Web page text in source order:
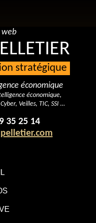
web
stratégique
économique
économique,
Veilles, TIC, SSI …
35 25 14